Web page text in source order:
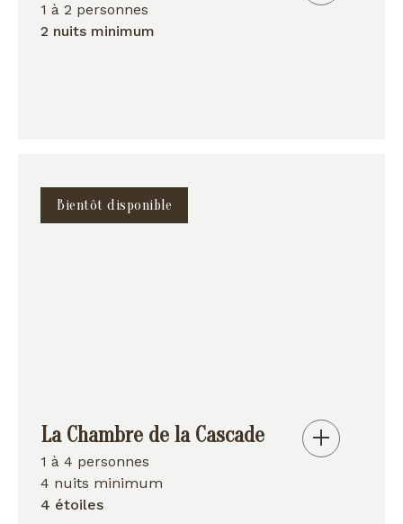
1 à 2 personnes
2 nuits minimum
Bientôt disponible
La Chambre de la Cascade
1 à 4 personnes
4 nuits minimum
4 étoiles